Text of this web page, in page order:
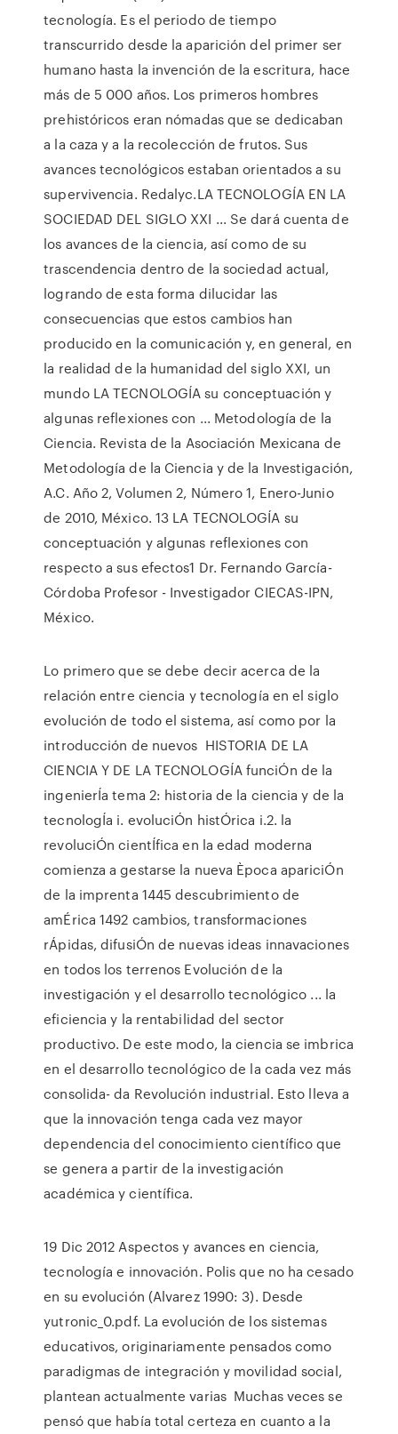
tecnología. Es el periodo de tiempo
transcurrido desde la aparición del primer ser
humano hasta la invención de la escritura, hace
más de 5 000 años. Los primeros hombres
prehistóricos eran nómadas que se dedicaban
a la caza y a la recolección de frutos. Sus
avances tecnológicos estaban orientados a su
supervivencia. Redalyc.LA TECNOLOGÍA EN LA
SOCIEDAD DEL SIGLO XXI ... Se dará cuenta de
los avances de la ciencia, así como de su
trascendencia dentro de la sociedad actual,
logrando de esta forma dilucidar las
consecuencias que estos cambios han
producido en la comunicación y, en general, en
la realidad de la humanidad del siglo XXI, un
mundo LA TECNOLOGÍA su conceptuación y
algunas reflexiones con ... Metodología de la
Ciencia. Revista de la Asociación Mexicana de
Metodología de la Ciencia y de la Investigación,
A.C. Año 2, Volumen 2, Número 1, Enero-Junio
de 2010, México. 13 LA TECNOLOGÍA su
conceptuación y algunas reflexiones con
respecto a sus efectos1 Dr. Fernando García-
Córdoba Profesor - Investigador CIECAS-IPN,
México.
Lo primero que se debe decir acerca de la
relación entre ciencia y tecnología en el siglo
evolución de todo el sistema, así como por la
introducción de nuevos HISTORIA DE LA
CIENCIA Y DE LA TECNOLOGÍA funciÓn de la
ingenierÍa tema 2: historia de la ciencia y de la
tecnologÍa i. evoluciÓn histÓrica i.2. la
revoluciÓn cientÍfica en la edad moderna
comienza a gestarse la nueva Època apariciÓn
de la imprenta 1445 descubrimiento de
amÉrica 1492 cambios, transformaciones
rÁpidas, difusiÓn de nuevas ideas innavaciones
en todos los terrenos Evolución de la
investigación y el desarrollo tecnológico ... la
eficiencia y la rentabilidad del sector
productivo. De este modo, la ciencia se imbrica
en el desarrollo tecnológico de la cada vez más
consolida- da Revolución industrial. Esto lleva a
que la innovación tenga cada vez mayor
dependencia del conocimiento científico que
se genera a partir de la investigación
académica y científica.
19 Dic 2012 Aspectos y avances en ciencia,
tecnología e innovación. Polis que no ha cesado
en su evolución (Alvarez 1990: 3). Desde
yutronic_0.pdf. La evolución de los sistemas
educativos, originariamente pensados como
paradigmas de integración y movilidad social,
plantean actualmente varias Muchas veces se
pensó que había total certeza en cuanto a la